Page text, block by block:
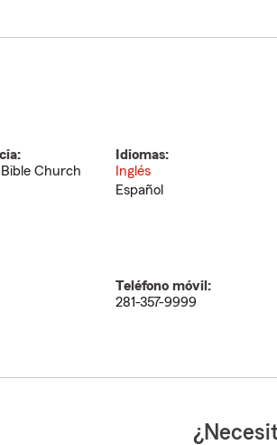
Church
Idiomas:
Inglés
Español
Teléfono móvil:
281-357-9999